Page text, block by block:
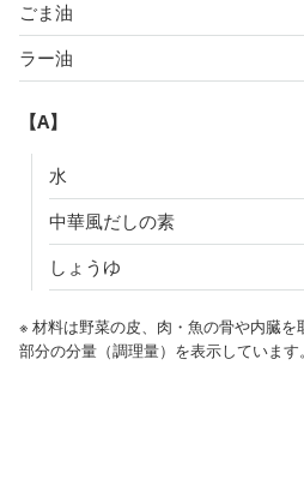
ごま油
ラー油
【A】
水
中華風だしの素
しょうゆ
※ 材料は野菜の皮、肉・魚の骨や内臓
部分の分量（調理量）を表示しています。